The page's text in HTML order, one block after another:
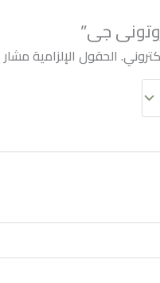
جى”
الحقول الإلزامية مشار